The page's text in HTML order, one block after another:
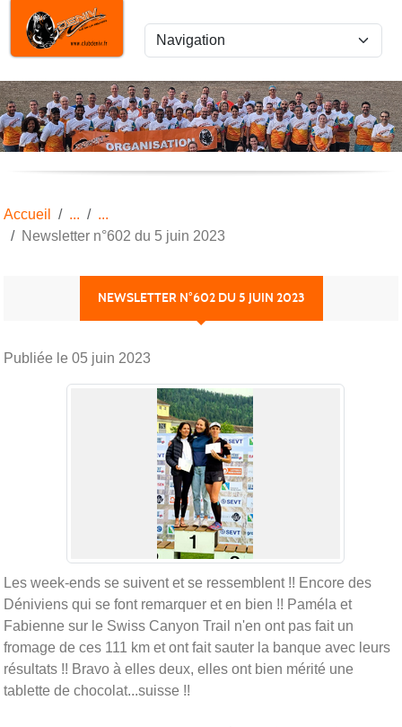
Accueil
Newsletter n°602 du 5 juin 2023
NEWSLETTER N°602 DU 5 JUIN 2023
Publiée le 05 juin 2023
Les week-ends se suivent et se ressemblent !! Encore des
Déniviens qui se font remarquer et en bien !! Paméla et
Fabienne sur le Swiss Canyon Trail n'en ont pas fait un
fromage de ces 111 km et ont fait sauter la banque avec leurs
résultats !! Bravo à elles deux, elles ont bien mérité une
tablette de chocolat...suisse !!
Panneau de gestion des cookies